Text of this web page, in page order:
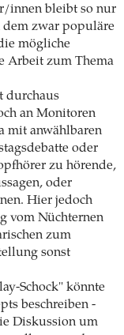
innen bleibt so nur
dem zwar populäre
mögliche
Arbeit zum Thema
durchaus
an Monitoren
mit anwählbaren
oder
zu hörende,
oder
Hier jedoch
vom Nüchternen
zum
sonst
Schock" könnte
beschreiben -
Diskussion um